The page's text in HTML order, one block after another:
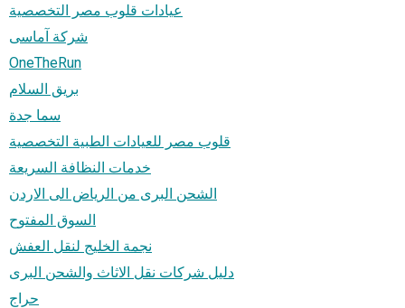
عيادات قلوب مصر التخصصية
شركة آماسى
OneTheRun
بريق السلام
سما جدة
قلوب مصر للعيادات الطبية التخصصية
خدمات النظافة السريعة
الشحن البرى من الرياض الى الاردن
السوق المفتوح
نجمة الخليج لنقل العفش
دليل شركات نقل الاثاث والشحن البرى
حراج